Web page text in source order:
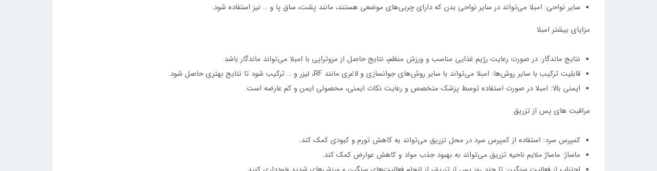
سایر نواحی: امبلا می‌تواند در سایر نواحی بدن که دارای چربی‌های موضعی هستند، مانند پشت، ساق پا و … نیز استفاده شود.
مزایای بیشتر امبلا
نتایج ماندگار: در صورت رعایت رژیم غذایی مناسب و ورزش منظم، نتایج حاصل از مزوتراپی با امبلا می‌تواند ماندگار باشد.
قابلیت ترکیب با سایر روش‌ها: امبلا می‌تواند با سایر روش‌های جوانسازی و لاغری مانند RF، لیزر و … ترکیب شود تا نتایج بهتری حاصل شود.
ایمنی بالا: امبلا در صورت استفاده توسط پزشک متخصص و رعایت نکات ایمنی، محصولی ایمن و کم عارضه است.
مراقبت های پس از تزریق
کمپرس سرد: استفاده از کمپرس سرد در محل تزریق می‌تواند به کاهش تورم و کبودی کمک کند.
ماساژ: ماساژ ملایم ناحیه تزریق می‌تواند به بهبود جذب مواد و کاهش عوارض کمک کند.